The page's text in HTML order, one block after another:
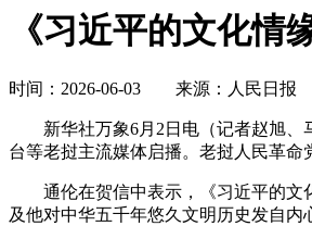
《习近平的文化情
时间：2026-06-03 来源：人民日报
新华社万象6月2日电（记者赵旭、马
台等老挝主流媒体启播。老挝人民革命
通伦在贺信中表示，《习近平的文化
及他对中华五千年悠久文明历史发自